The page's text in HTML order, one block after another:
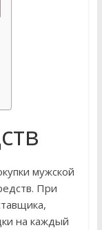
мужской
При
на каждый